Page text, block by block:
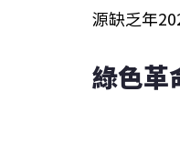
源缺乏年
綠色革